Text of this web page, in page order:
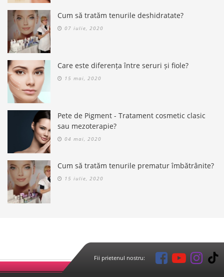
Cum să tratăm tenurile deshidratate?
07 iulie, 2020
Care este diferența între seruri și fiole?
15 mai, 2020
Pete de Pigment - Tratament cosmetic clasic
sau mezoterapie?
04 mai, 2020
Cum să tratăm tenurile prematur îmbătrânite?
15 iulie, 2020
Fii prietenul nostru: